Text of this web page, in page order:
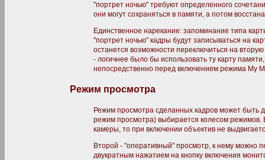
"портрет ночью" требуют определенного
они могут сохраняться в памяти, а потом
Единственное нарекание: запоминание типа
"портрет ночью" кадры будут записываться на
останется возможности переключиться на
- логичнее было бы использовать ту карту
непосредственно перед включением режима My
Режим просмотра
Режим просмотра сделанных кадров может быть
режим просмотра) выбирается колесом режимов.
камеры, то при включении объектив не
Второй - "оперативный" просмотр, к нему можно
двукратным нажатием на кнопку включения